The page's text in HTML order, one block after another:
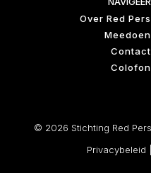
Over Red Pers
Meedoen
Contact
Colofon
© 2026 Stichting Red
Privacybeleid